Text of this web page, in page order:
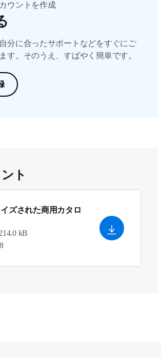
ウントを作成
分に合ったサポートなどをすぐにご
す。そのうえ、すばやく簡単です。
ト
ズされた商用カタロ
kB